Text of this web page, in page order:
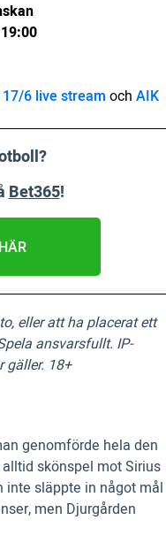
6 live stream och AIK
Bet365!
eller att ha placerat ett
ansvarsfullt. IP-
gäller. 18+
genomförde hela den
skönspel mot Sirius
inte släppte in något mål
men Djurgården